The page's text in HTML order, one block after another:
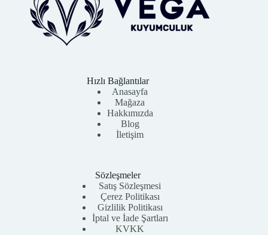
Hızlı Bağlantılar
Anasayfa
Mağaza
Hakkımızda
Blog
İletişim
Sözleşmeler
Satış Sözleşmesi
Çerez Politikası
Gizlilik Politikası
İptal ve İade Şartları
KVKK